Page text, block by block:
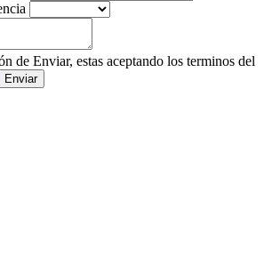
de Enviar, estas aceptando los terminos del